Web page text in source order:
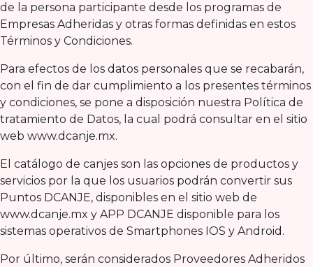
de la persona participante desde los programas de
Empresas Adheridas y otras formas definidas en estos
Términos y Condiciones.
Para efectos de los datos personales que se recabarán,
con el fin de dar cumplimiento a los presentes términos
y condiciones, se pone a disposición nuestra Política de
tratamiento de Datos, la cual podrá consultar en el sitio
web www.dcanje.mx.
El catálogo de canjes son las opciones de productos y
servicios por la que los usuarios podrán convertir sus
Puntos DCANJE, disponibles en el sitio web de
www.dcanje.mx y APP DCANJE disponible para los
sistemas operativos de Smartphones IOS y Android.
Por último, serán considerados Proveedores Adheridos